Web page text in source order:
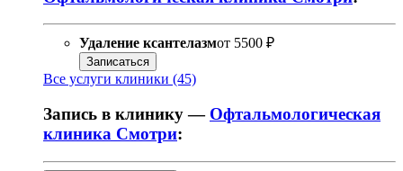
Удаление ксантелазмот 5500 ₽
Записаться
Все услуги клиники (45)
Запись в клинику — Офтальмологическая
клиника Смотри: